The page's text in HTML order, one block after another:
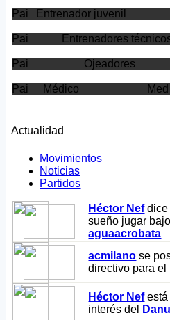
Pai Entrenador juvenil
Pai Entrenadores
Pai Ojeadores
Pai Médico Med
Actualidad
Movimientos
Noticias
Partidos
Héctor Nefdice
sueño jugar
aguaacrobata
acmilano se
directivo para el
Héctor Nefestá
interés del